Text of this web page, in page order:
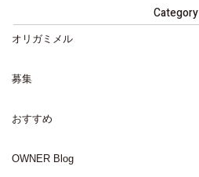
Category
オリガミメル
募集
おすすめ
OWNER Blog